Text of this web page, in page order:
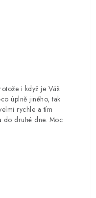
i když je Váš
úplně jiného, tak
rychle a tím
do druhé dne. Moc